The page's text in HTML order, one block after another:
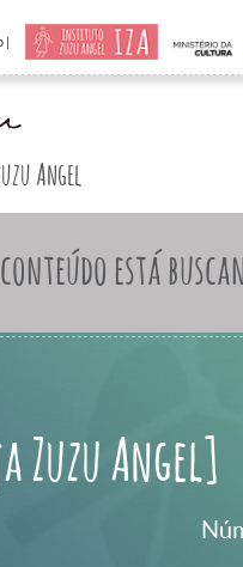
|
Angel
está
Zuzu Angel]